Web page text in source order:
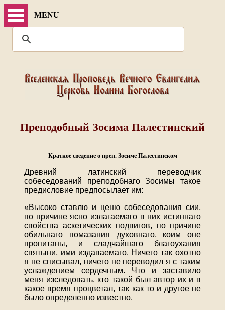
MENU
Преподобный Зосима Палестинский
Краткое сведение о преп. Зосиме Палестинском
Древний латинский переводчик
собеседований преподобнаго Зосимы такое
предисловие предпосылает им:
«Высоко ставлю и ценю собеседования сии,
по причине ясно излагаемаго в них истиннаго
свойства аскетических подвигов, по причине
обильнаго помазания духовнаго, коим оне
пропитаны, и сладчайшаго благоухания
святыни, ими издаваемаго. Ничего так охотно
я не списывал, ничего не переводил я с таким
услаждением сердечным. Что и заставило
меня изследовать, кто такой был автор их и в
какое время процветал, так как то и другое не
было определенно известно.